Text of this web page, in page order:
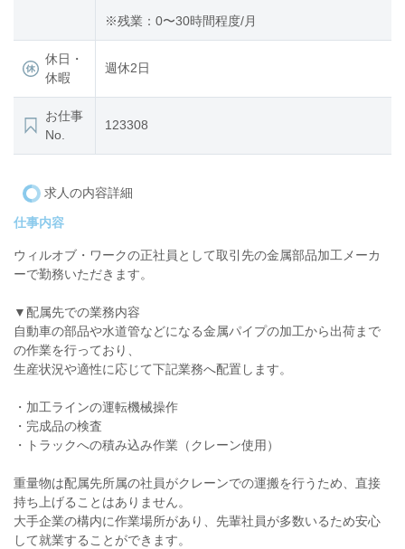
※残業：0〜30時間程度/月
休日・
休暇
週休2日
お仕事
No.
123308
求人の内容詳細
仕事内容
ウィルオブ・ワークの正社員として取引先の金属部品加工メーカ
ーで勤務いただきます。
▼配属先での業務内容
自動車の部品や水道管などになる金属パイプの加工から出荷まで
の作業を行っており、
生産状況や適性に応じて下記業務へ配置します。
・加工ラインの運転機械操作
・完成品の検査
・トラックへの積み込み作業（クレーン使用）
重量物は配属先所属の社員がクレーンでの運搬を行うため、直接
持ち上げることはありません。
大手企業の構内に作業場所があり、先輩社員が多数いるため安心
して就業することができます。